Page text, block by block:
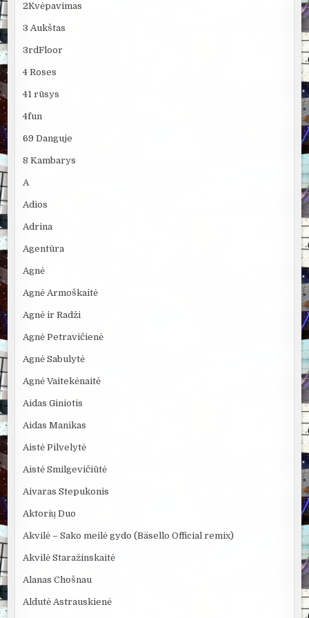
2Kvėpavimas
3 Aukštas
3rdFloor
4 Roses
41 rūsys
4fun
69 Danguje
8 Kambarys
A
Adios
Adrina
Agentūra
Agnė
Agnė Armoškaitė
Agnė ir Radži
Agnė Petravičienė
Agnė Sabulytė
Agnė Vaitekėnaitė
Aidas Giniotis
Aidas Manikas
Aistė Pilvelytė
Aistė Smilgevičiūtė
Aivaras Stepukonis
Aktorių Duo
Akvilė – Sako meilė gydo (Bäsello Official remix)
Akvilė Staražinskaitė
Alanas Chošnau
Aldutė Astrauskienė